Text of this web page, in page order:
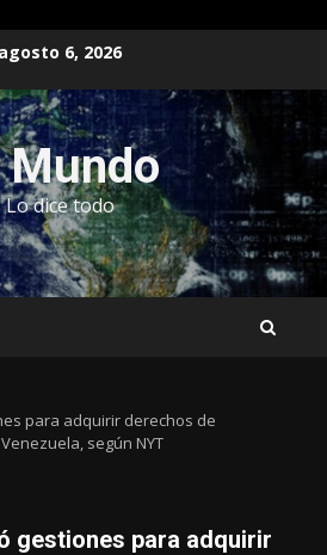
agosto 6, 2026
Mundo
Lo dice todo
para adquirir derechos de
según NYT
gestiones para adquirir